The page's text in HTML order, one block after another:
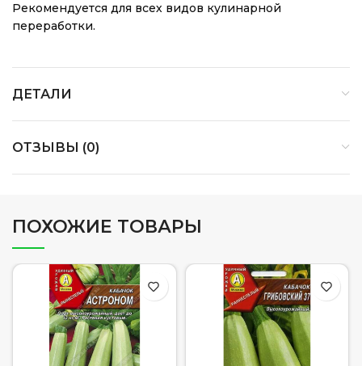
Рекомендуется для всех видов кулинарной
переработки.
ДЕТАЛИ
ОТЗЫВЫ (0)
ПОХОЖИЕ ТОВАРЫ